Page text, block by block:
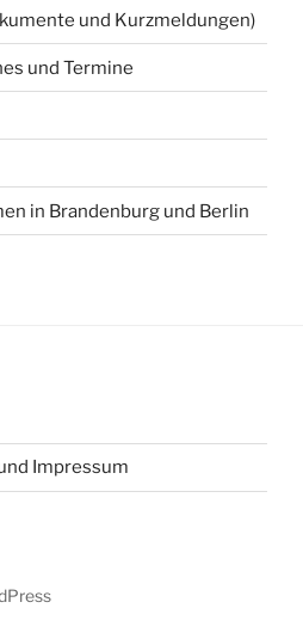
und Kurzmeldungen)
und Termine
in Brandenburg und Berlin
Impressum